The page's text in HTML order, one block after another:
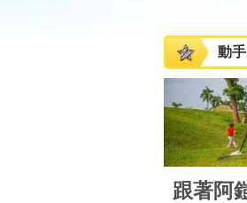
動
跟著阿